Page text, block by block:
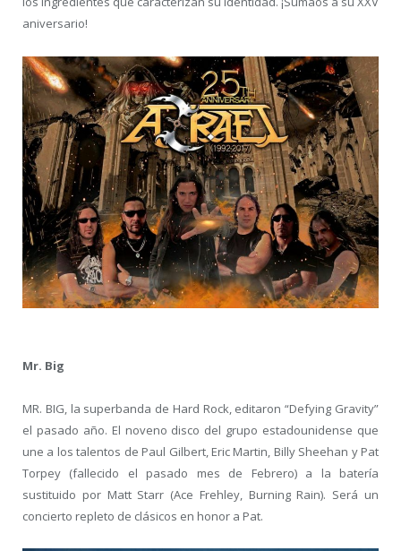
aniversario!
Mr. Big
MR. BIG, la superbanda de Hard Rock, editaron “Defying Gravity”
el pasado año. El noveno disco del grupo estadounidense que
une a los talentos de Paul Gilbert, Eric Martin, Billy Sheehan y Pat
Torpey (fallecido el pasado mes de Febrero) a la batería
sustituido por Matt Starr (Ace Frehley, Burning Rain). Será un
concierto repleto de clásicos en honor a Pat.